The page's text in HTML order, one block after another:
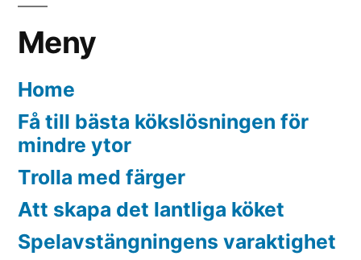
Meny
Home
Få till bästa kökslösningen för
mindre ytor
Trolla med färger
Att skapa det lantliga köket
Spelavstängningens varaktighet